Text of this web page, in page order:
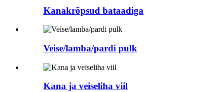
Kanakrõpsud bataadiga
Veise/lamba/pardi pulk
Kana ja veiseliha viil